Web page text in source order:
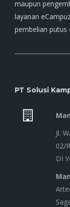
maupun
layanan
pembelian putus
PT Solusi
Jl.
02/
DI